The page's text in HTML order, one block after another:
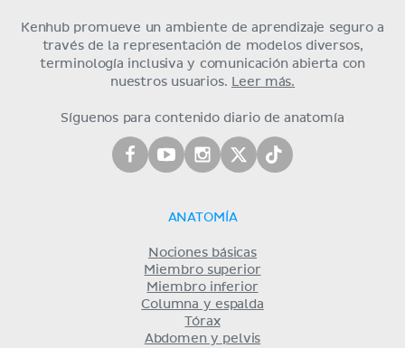
Kenhub promueve un ambiente de aprendizaje seguro a
través de la representación de modelos diversos,
terminología inclusiva y comunicación abierta con
nuestros usuarios.
Leer más.
Síguenos para contenido diario de anatomía
ANATOMÍA
Nociones básicas
Miembro superior
Miembro inferior
Columna y espalda
Tórax
Abdomen y pelvis